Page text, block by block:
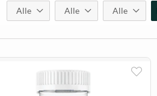
Alle Alle Alle